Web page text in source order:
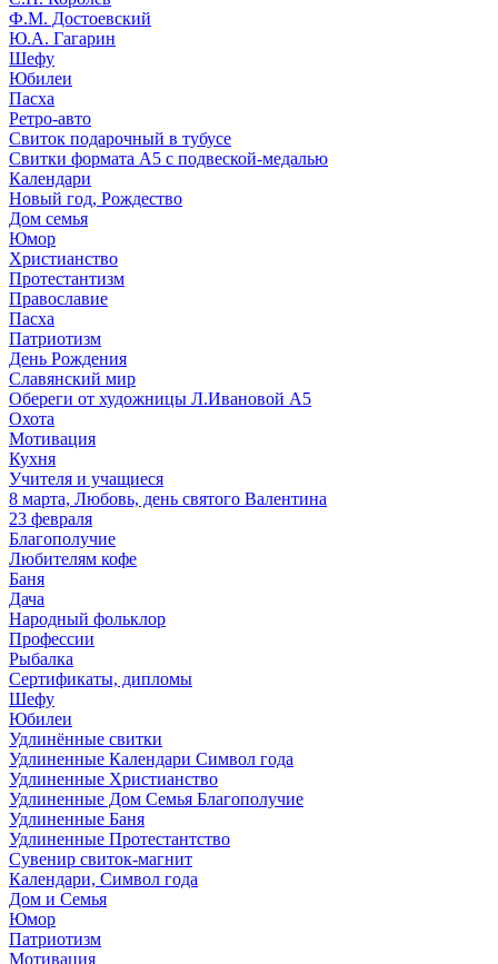
Ф.М. Достоевский
Ю.А. Гагарин
Шефу
Юбилеи
Пасха
Ретро-авто
Свиток подарочный в тубусе
Свитки формата А5 с подвеской-медалью
Календари
Новый год, Рождество
Дом семья
Юмор
Христианство
Протестантизм
Православие
Пасха
Патриотизм
День Рождения
Славянский мир
Обереги от художницы Л.Ивановой А5
Охота
Мотивация
Кухня
Учителя и учащиеся
8 марта, Любовь, день святого Валентина
23 февраля
Благополучие
Любителям кофе
Баня
Дача
Народный фольклор
Профессии
Рыбалка
Сертификаты, дипломы
Шефу
Юбилеи
Удлинённые свитки
Удлиненные Календари Символ года
Удлиненные Христианство
Удлиненные Дом Семья Благополучие
Удлиненные Баня
Удлиненные Протестантство
Сувенир свиток-магнит
Календари, Символ года
Дом и Семья
Юмор
Патриотизм
Мотивация